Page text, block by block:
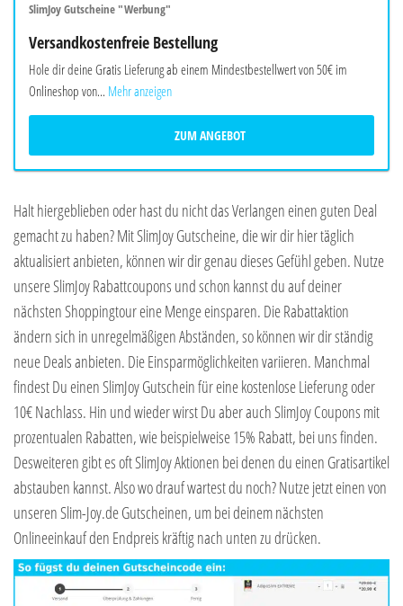
SlimJoy Gutscheine "Werbung"
Versandkostenfreie Bestellung
Hole dir deine Gratis Lieferung ab einem Mindestbestellwert von 50€ im
Onlineshop von... Mehr anzeigen
ZUM ANGEBOT
Halt hiergeblieben oder hast du nicht das Verlangen einen guten Deal
gemacht zu haben? Mit SlimJoy Gutscheine, die wir dir hier täglich
aktualisiert anbieten, können wir dir genau dieses Gefühl geben. Nutze
unsere SlimJoy Rabattcoupons und schon kannst du auf deiner
nächsten Shoppingtour eine Menge einsparen. Die Rabattaktion
ändern sich in unregelmäßigen Abständen, so können wir dir ständig
neue Deals anbieten. Die Einsparmöglichkeiten variieren. Manchmal
findest Du einen SlimJoy Gutschein für eine kostenlose Lieferung oder
10€ Nachlass. Hin und wieder wirst Du aber auch SlimJoy Coupons mit
prozentualen Rabatten, wie beispielweise 15% Rabatt, bei uns finden.
Desweiteren gibt es oft SlimJoy Aktionen bei denen du einen Gratisartikel
abstauben kannst. Also wo drauf wartest du noch? Nutze jetzt einen von
unseren Slim-Joy.de Gutscheinen, um bei deinem nächsten
Onlineeinkauf den Endpreis kräftig nach unten zu drücken.